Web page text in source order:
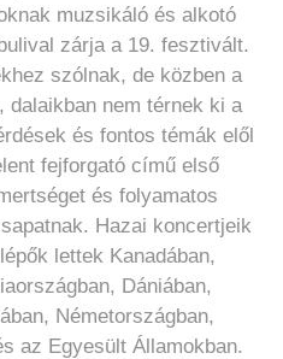
muzsikáló és alkotó
zárja a 19. fesztivált.
szólnak, de közben a
dalaikban nem térnek ki a
és fontos témák elől
fejforgató című első
és folyamatos
Hazai koncertjeik
lettek Kanadában,
Dániában,
Németországban,
az Egyesült Államokban.